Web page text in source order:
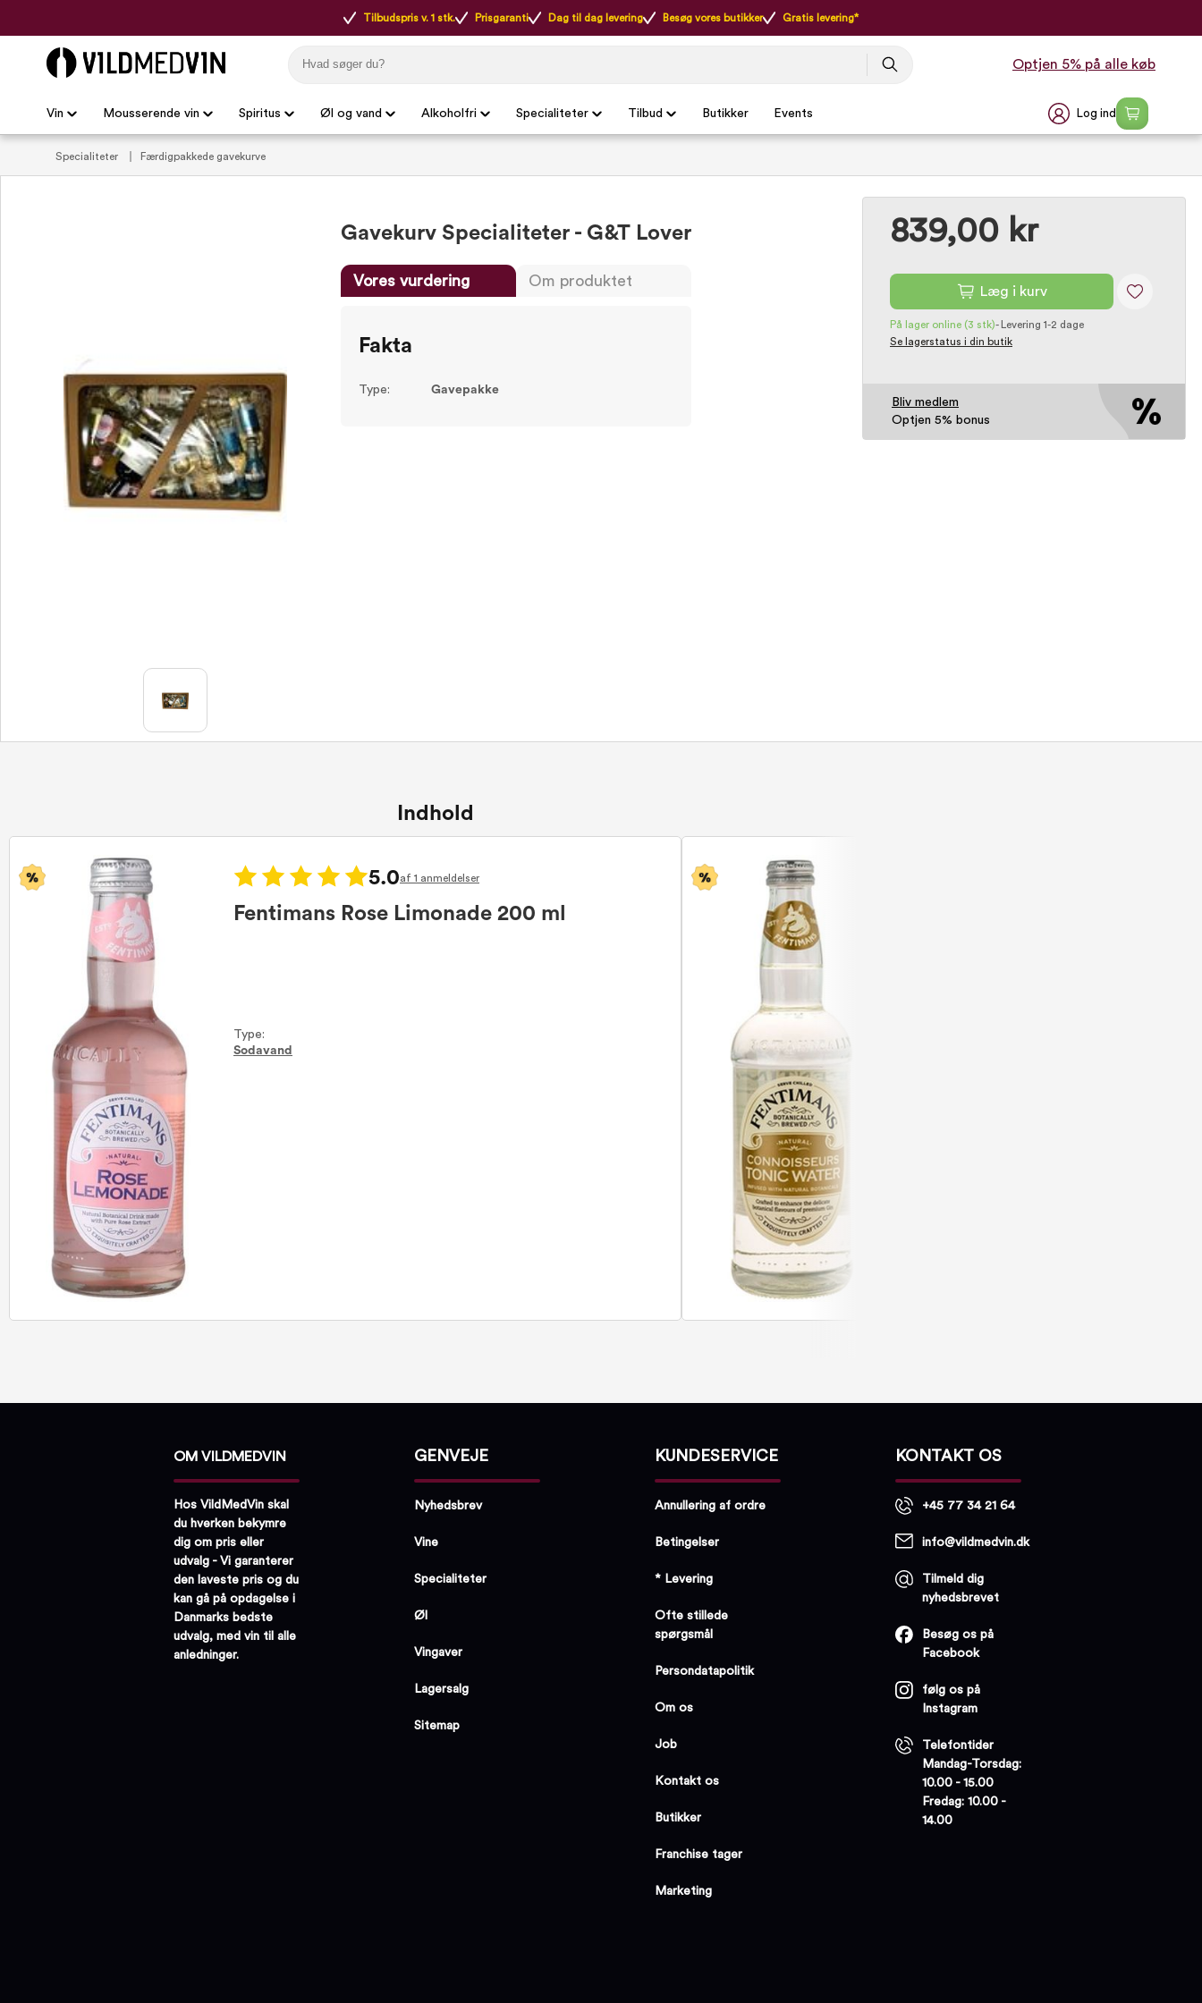
Tilbudspris v. 1 stk. Prisgaranti Dag til dag levering Besøg vores butikker Gratis levering*
Optjen 5% på alle køb
Vin Mousserende vin Spiritus Øl og vand Alkoholfri Specialiteter Tilbud Butikker Events Log ind
Specialiteter Færdigpakkede gavekurve
839,00 kr
Læg i kurv
På lager online (3 stk)-
Levering 1-2 dage
Se lagerstatus i din butik
Bliv medlem
Optjen 5% bonus
Gavekurv Specialiteter - G&T Lover
Vores vurdering Om produktet
Fakta
Type: Gavepakke
Indhold
5.0af 1 anmeldelser
Fentimans Rose Limonade 200 ml
Type:
Sodavand
OM VILDMEDVIN
Hos VildMedVin skal
du hverken bekymre
dig om pris eller
udvalg - Vi garanterer
den laveste pris og du
kan gå på opdagelse i
Danmarks bedste
udvalg, med vin til alle
anledninger.
GENVEJE
Nyhedsbrev
Vine
Specialiteter
Øl
Vingaver
Lagersalg
Sitemap
KUNDESERVICE
Annullering af ordre
Betingelser
* Levering
Ofte stillede
spørgsmål
Persondatapolitik
Om os
Job
Kontakt os
Butikker
Franchise tager
Marketing
KONTAKT OS
+45 77 34 21 64
info@vildmedvin.dk
Tilmeld dig
nyhedsbrevet
Besøg os på
Facebook
følg os på
Instagram
Telefontider
Mandag-Torsdag:
10.00 - 15.00
Fredag: 10.00 -
14.00